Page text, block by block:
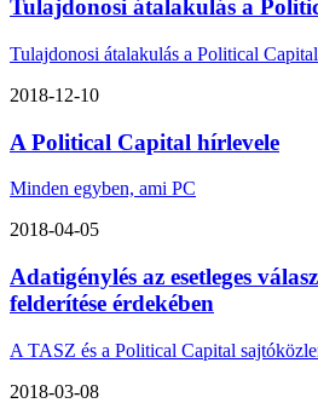
Tulajdonosi átalakulás a
Tulajdonosi átalakulás a Political
2018-12-10
A Political Capital hírlevele
Minden egyben, ami PC
2018-04-05
Adatigénylés az esetleges
felderítése érdekében
A TASZ és a Political Capital
2018-03-08